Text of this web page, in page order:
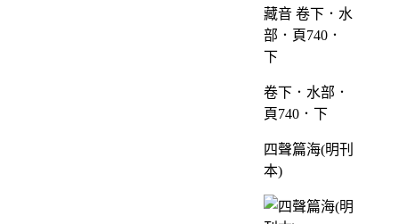
卷下．水部．
頁740．下
四聲篇海(明刊
本)